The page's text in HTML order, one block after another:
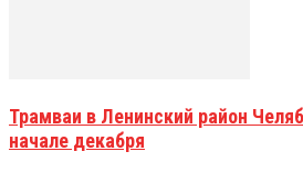
Трамваи в Ленинский район
начале декабря